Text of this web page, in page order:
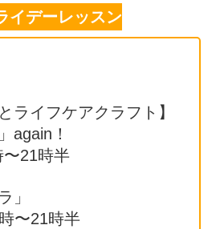
イデーレッスン
ライフケアクラフト】
again！
21時半
」
〜21時半